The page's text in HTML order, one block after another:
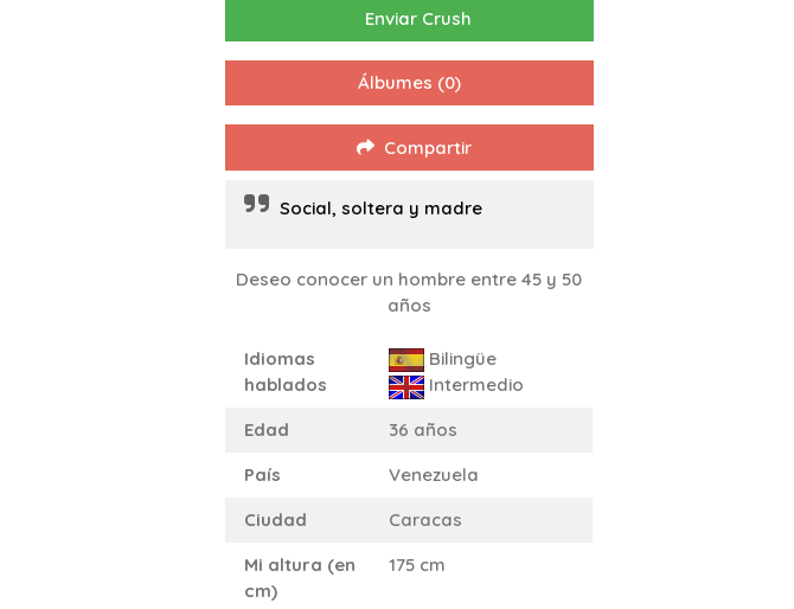
Enviar Crush
Álbumes (0)
Compartir
Social, soltera y madre
Deseo conocer un hombre entre 45 y 50
años
Idiomas
hablados
Bilingüe
Intermedio
Edad
36 años
País
Venezuela
Ciudad
Caracas
Mi altura (en
cm)
175 cm